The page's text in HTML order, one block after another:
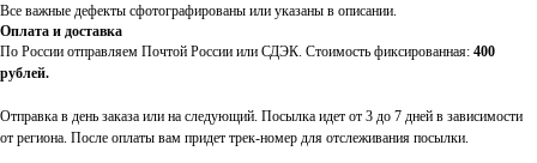
Все важные дефекты сфотографированы или указаны в описании.
Оплата и доставка
По России отправляем Почтой России или СДЭК. Стоимость фиксированная: 400
рублей.
Отправка в день заказа или на следующий. Посылка идет от 3 до 7 дней в зависимости
от региона. После оплаты вам придет трек-номер для отслеживания посылки.